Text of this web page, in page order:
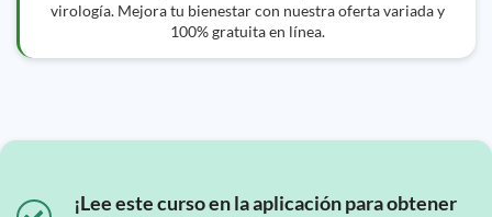
virología. Mejora tu bienestar con nuestra oferta variada y
100% gratuita en línea.
¡Lee este curso en la aplicación para obtener